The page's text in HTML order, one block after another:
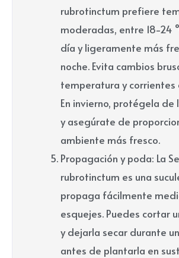
rubrotinctum prefiere
moderadas, entre 18-24
día y ligeramente más
noche. Evita cambios
temperatura y corrientes
En invierno, protégela de
y asegúrate de
ambiente más fresco.
Propagación y poda: La
rubrotinctum es una
propaga fácilmente
esquejes. Puedes cortar
y dejarla secar durante
antes de plantarla en